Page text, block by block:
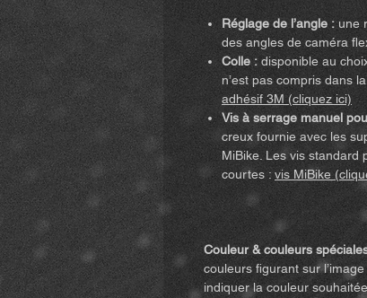
Réglage de l’angle :une
des angles de caméra
Colle : disponible au
n’est pas compris dans
adhésif 3M (cliquez ici)
Vis à serrage manuel
creux fournie avec les
MiBike. Les vis standard
courtes : vis MiBike
Couleur & couleurs
couleurs figurant sur
indiquer la couleur